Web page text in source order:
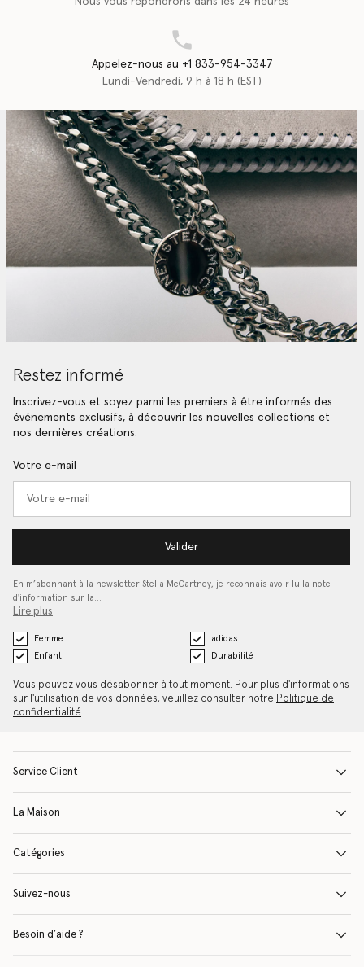
Appelez-nous au +1 833-954-3347
Lundi-Vendredi, 9 h à 18 h (EST)
Restez informé
Inscrivez-vous et soyez parmi les premiers à être informés des
événements exclusifs, à découvrir les nouvelles collections et
nos dernières créations.
Votre e-mail
Valider
En m’abonnant à la newsletter Stella McCartney, je reconnais avoir lu la note
d'information sur la…
Lire plus
Femme
adidas
Enfant
Durabilité
Vous pouvez vous désabonner à tout moment. Pour plus d'informations
sur l'utilisation de vos données, veuillez consulter notre Politique de
confidentialité.
Service Client
La Maison
Catégories
Suivez-nous
Besoin d’aide ?